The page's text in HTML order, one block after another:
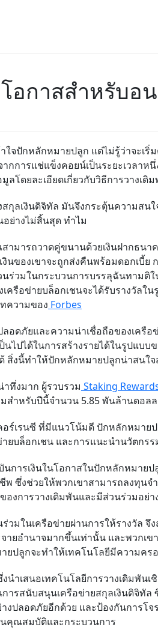
กาสสำหรับอ
ใจปักหลักหมายปลูก แต่ไม่รู้ว่าจะเริ่
กการแช่แข็งคอยน์เป็นระยะเวลาหนึ่
ลโดยละเอียดเกี่ยวกับวิธีการวางเ
กุลเงินดิจิทัล มันจึงกระตุ้นความสน
ย่างไม่สิ้นสุดทำไม
ามารถวาดคู่ขนานด้วยเงินฝากธนา
นของเขาจะถูกส่งคืนพร้อมดอกเบี้ย
ร่วมในกระบวนการบรรลุฉันทามติ
ครือข่ายบล็อกเชนจะได้รับรางวัล
ความของ Forbes
ดภัยและความน่าเชื่อถือของเครื
ปได้ในการสร้างรายได้ในรูปแบบข
สิ่งนี้ทำให้ปักหลักหมายปลูกน่าสนใ
าทึ่งมาก ผู้รวบรวม Staking
สำหรับปีนี้จำนวน 5.85พันล้านดอล
ร์เรนซี ที่มีแนวโน้มดี ปักหลักหมาย
ยบล็อกเชน และการแนะนำนวัตก
การเงินในโอกาสในปักหลักหมาย
พ ซึ่งช่วยให้พวกเขาสามารถลงทุน
องการวางเดิมพันและมีส่วนร่วมอย่
วมในเครือข่ายผ่านการให้รางวัล
ายอำนาจมากขึ้นเท่านั้น และพวกเ
ยปลูกจะทำให้เทคโนโลยีมีความ
นำเสนอเทคโนโลยีการวางเดิมพัน
รสนับสนุนเครือข่ายสกุลเงินดิจิทั
งปลอดภัยอีกด้วย และป้องกันการโจ
นคุณสมบัติและกระบวนการ